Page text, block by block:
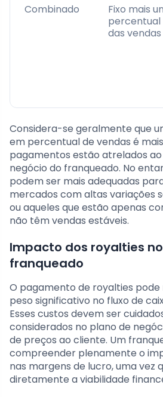
Combinado
Fixo mais
percentual
das vendas
Considera-se geralmente que
em percentual de vendas é
pagamentos estão atrelados
negócio do franqueado. No
podem ser mais adequadas
mercados com altas variações
ou aqueles que estão apenas
não têm vendas estáveis.
Impacto dos royalties
franqueado
O pagamento de royalties
peso significativo no fluxo de
Esses custos devem ser
considerados no plano de
de preços ao cliente. Um
compreender plenamente o
nas margens de lucro, uma vez
diretamente a viabilidade